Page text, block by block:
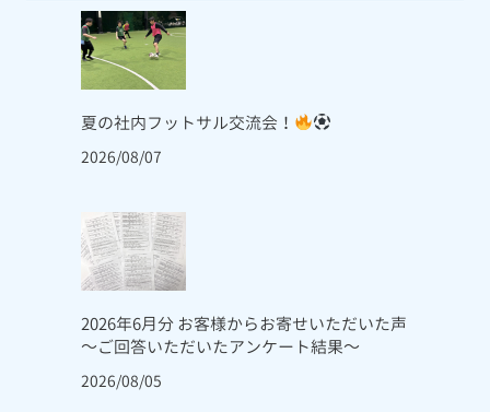
夏の社内フットサル交流会！
2026/08/07
2026年6月分 お客様からお寄せいただいた声
～ご回答いただいたアンケート結果～
2026/08/05